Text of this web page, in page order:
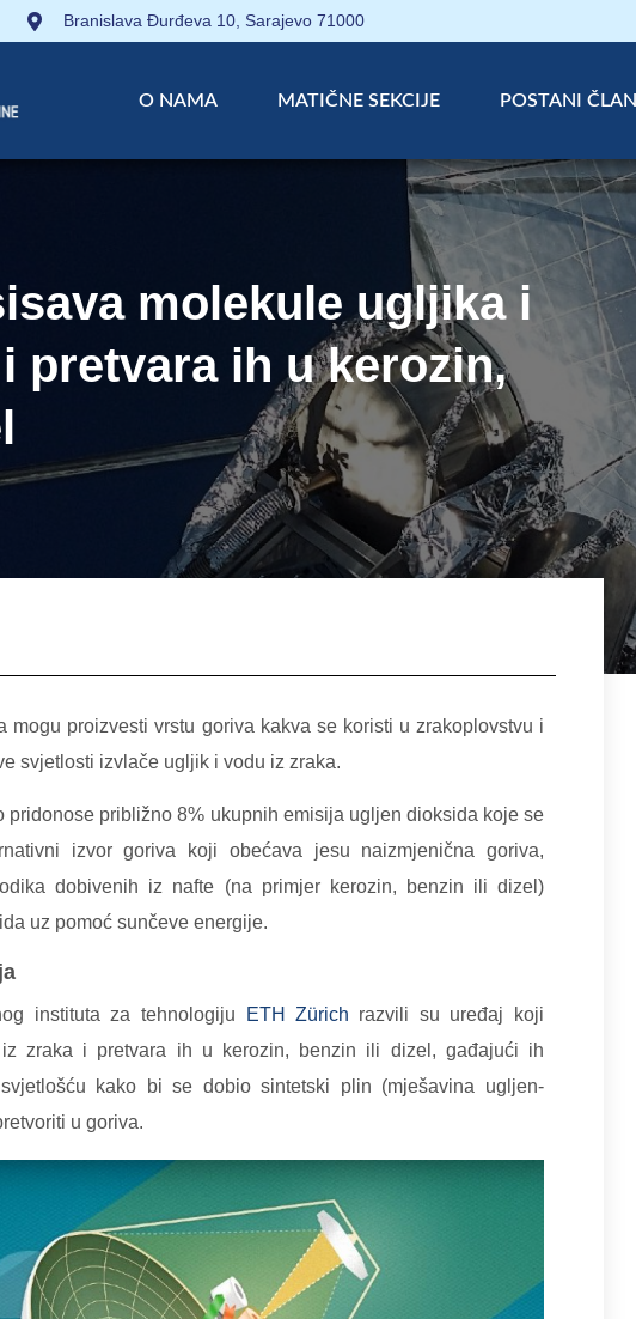
Branislava Đurđeva 10, Sarajevo 71000
O NAMA MATIČNE SEKCIJE POSTANI ČLAN
molekule ugljika i
pretvara ih u kerozin,
mogu proizvesti vrstu goriva kakva se koristi u zrakoplovstvu i
svjetlosti izvlače ugljik i vodu iz zraka.
pridonose približno 8% ukupnih emisija ugljen dioksida koje se
izvor goriva koji obećava jesu naizmjenična goriva,
dobivenih iz nafte (na primjer kerozin, benzin ili dizel)
uz pomoć sunčeve energije.
instituta za tehnologiju ETH Zürich razvili su uređaj koji
zraka i pretvara ih u kerozin, benzin ili dizel, gađajući ih
svjetlošću kako bi se dobio sintetski plin (mješavina ugljen-
u goriva.